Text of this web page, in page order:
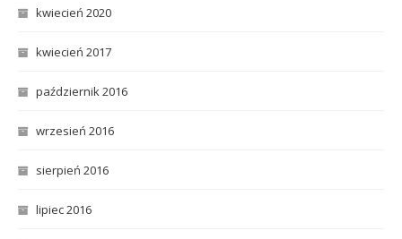
kwiecień 2020
kwiecień 2017
październik 2016
wrzesień 2016
sierpień 2016
lipiec 2016